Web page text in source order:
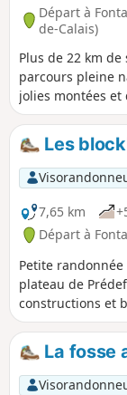
Départ à
de-Calais)
Plus de 22 km
parcours pleine
jolies montées et
mollets !De
bois et avec de
animaux
les chasseurs ne
puisque nous
quelques
dans des collets
n'importe quel
prendre et c'est
effectué ce 02
chemins étaient
Les
7,65 km
Départ à
Petite
plateau de
constructions et
mondiale.
départemental du
La fosse